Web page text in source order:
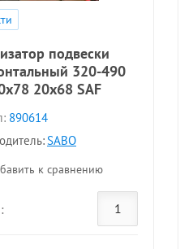
подвески
320-490
20x68 SAF
890614
SABO
к сравнению